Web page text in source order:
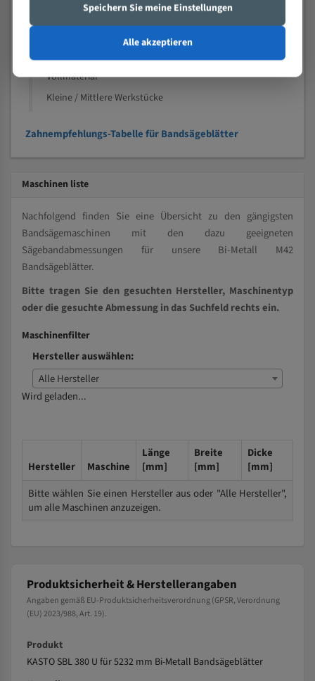
Speziell entwickelt für Profile / Rohre
Kleine und mittlere Profile / Kleine Durchmesser
Vollmaterial
Kleine / Mittlere Werkstücke
Zahnempfehlungs-Tabelle für Bandsägeblätter
Maschinen liste
Nachfolgend finden Sie eine Übersicht zu den gängigsten
Bandsägemaschinen mit den dazu geeigneten
Sägebandabmessungen für unsere Bi-Metall M42
Bandsägeblätter.
Bitte tragen Sie den gesuchten Hersteller, Maschinentyp
oder die gesuchte Abmessung in das Suchfeld rechts ein.
Maschinenfilter
Hersteller auswählen:
Alle Hersteller
Wird geladen...
Hersteller Maschine
Länge
[mm]
Breite
[mm]
Dicke
[mm]
Bitte wählen Sie einen Hersteller aus oder "Alle Hersteller",
um alle Maschinen anzuzeigen.
Produktsicherheit & Herstellerangaben
Angaben gemäß EU-Produktsicherheitsverordnung (GPSR, Verordnung
(EU) 2023/988, Art. 19).
Produkt
KASTO SBL 380 U für 5232 mm Bi-Metall Bandsägeblätter
Speichern Sie meine Einstellungen
Alle akzeptieren